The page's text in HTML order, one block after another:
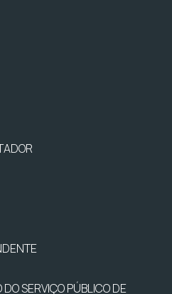
SERVIÇO PÚBLICO DE